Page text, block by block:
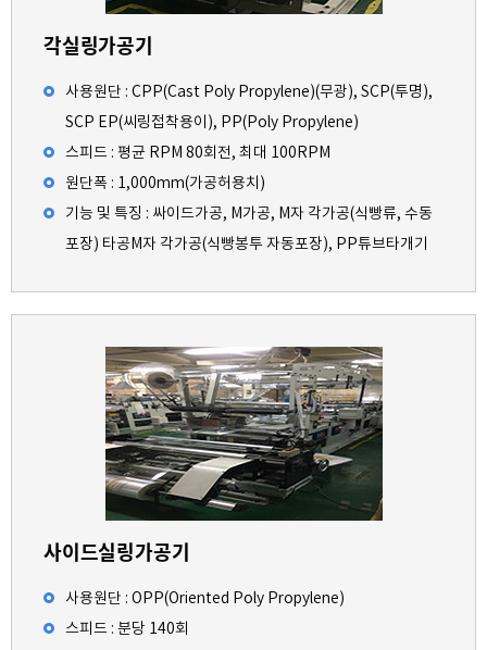
각실링가공기
사용원단 : CPP(Cast Poly Propylene)(무광), SCP(투명),
SCP EP(씨링접착용이), PP(Poly Propylene)
스피드 : 평균 RPM 80회전, 최대 100RPM
원단폭 : 1,000mm(가공허용치)
기능 및 특징 : 싸이드가공, M가공, M자 각가공(식빵류, 수동
포장) 타공M자 각가공(식빵봉투 자동포장), PP튜브타개기
사이드실링가공기
사용원단 : OPP(Oriented Poly Propylene)
스피드 : 분당 140회